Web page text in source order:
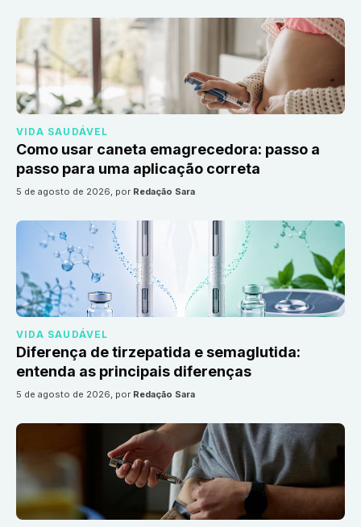
VIDA SAUDÁVEL
Como usar caneta emagrecedora: passo a
passo para uma aplicação correta
5 de agosto de 2026, por Redação Sara
VIDA SAUDÁVEL
Diferença de tirzepatida e semaglutida:
entenda as principais diferenças
5 de agosto de 2026, por Redação Sara